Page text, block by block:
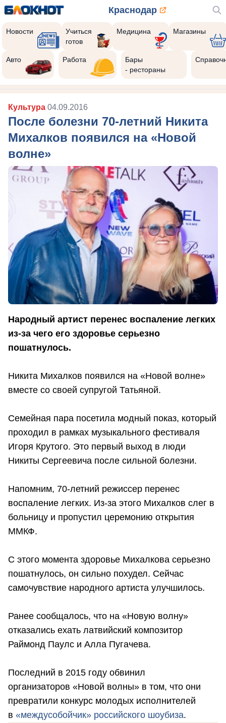
Краснодар
Новости
Учиться
готов
Медицина Магазины
Авто Работа
Бары
- рестораны
Культура 04.09.2016
После болезни 70-летний Никита
Михалков появился на «Новой
волне»
Народный артист перенес воспаление легких
из-за чего его здоровье серьезно
пошатнулось.
Никита Михалков появился на «Новой волне»
вместе со своей супругой Татьяной.
Семейная пара посетила модный показ, который
проходил в рамках музыкального фестиваля
Игоря Крутого. Это первый выход в люди
Никиты Сергеевича после сильной болезни.
Напомним, 70-летний режиссер перенес
воспаление легких. Из-за этого Михалков слег в
больницу и пропустил церемонию открытия
ММКФ.
С этого момента здоровье Михалкова серьезно
пошатнулось, он сильно похудел. Сейчас
самочувствие народного артиста улучшилось.
Ранее сообщалось, что на «Новую волну»
отказались ехать латвийский композитор
Раймонд Паулс и Алла Пугачева.
Последний в 2015 году обвинил
организаторов «Новой волны» в том, что они
превратили конкурс молодых исполнителей
в «междусобойчик» российского шоубиза.